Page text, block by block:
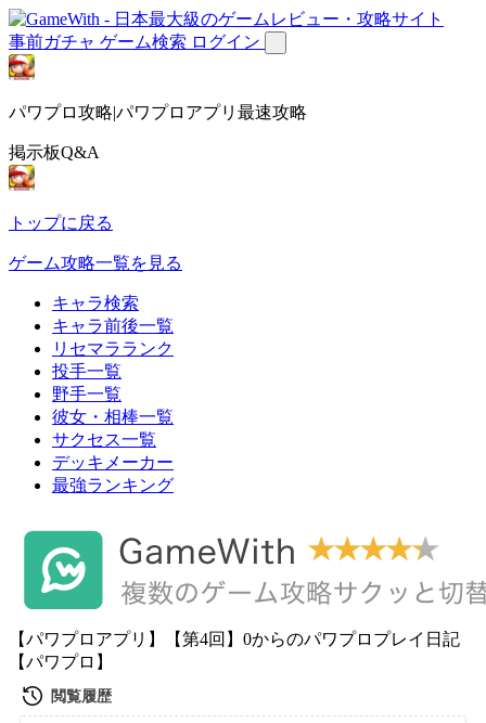
事前ガチャ ゲーム検索 ログイン
パワプロ攻略|パワプロアプリ最速攻略
掲示板Q&A
トップに戻る
ゲーム攻略一覧を見る
キャラ検索
キャラ前後一覧
リセマラランク
投手一覧
野手一覧
彼女・相棒一覧
サクセス一覧
デッキメーカー
最強ランキング
【パワプロアプリ】【第4回】0からのパワプロプレイ日記
【パワプロ】